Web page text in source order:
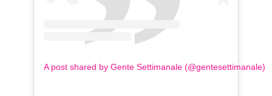
A post shared by Gente Settimanale (@gentesettimanale)